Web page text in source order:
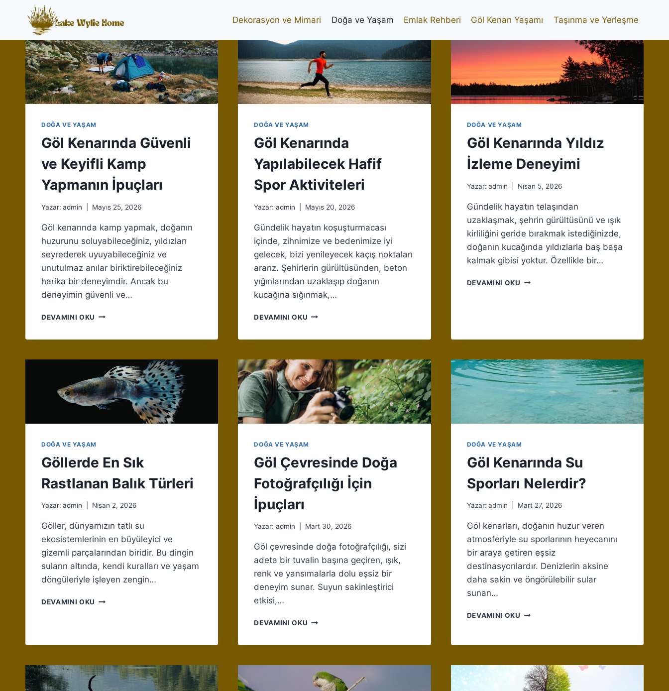
Dekorasyon ve Mimari Doğa ve Yaşam Emlak Rehberi Göl Kenarı Yaşamı Taşınma ve Yerleşme
DOĞA VE YAŞAM
Göl Kenarında Güvenli
ve Keyifli Kamp
Yapmanın İpuçları
Yazar: admin Mayıs 25, 2026
Göl kenarında kamp yapmak, doğanın
huzurunu soluyabileceğiniz, yıldızları
seyrederek uyuyabileceğiniz ve
unutulmaz anılar biriktirebileceğiniz
harika bir deneyimdir. Ancak bu
deneyimin güvenli ve…
DEVAMINI OKU GÖL
KAMP
YAPMANIN
İPUÇLARI
DOĞA VE YAŞAM
Göl Kenarında
Yapılabilecek Hafif
Spor Aktiviteleri
Yazar: admin Mayıs 20, 2026
Gündelik hayatın koşuşturmacası
içinde, zihnimize ve bedenimize iyi
gelecek, bizi yenileyecek kaçış noktaları
ararız. Şehirlerin gürültüsünden, beton
yığınlarından uzaklaşıp doğanın
kucağına sığınmak,…
DEVAMINI OKU GÖL
AKTIVITELERI
DOĞA VE YAŞAM
Göl Kenarında Yıldız
İzleme Deneyimi
Yazar: admin Nisan 5, 2026
Gündelik hayatın telaşından
uzaklaşmak, şehrin gürültüsünü ve ışık
kirliliğini geride bırakmak istediğinizde,
doğanın kucağında yıldızlarla baş başa
kalmak gibisi yoktur. Özellikle bir…
DEVAMINI OKU GÖL
DOĞA VE YAŞAM
Göllerde En Sık
Rastlanan Balık Türleri
Yazar: admin Nisan 2, 2026
Göller, dünyamızın tatlı su
ekosistemlerinin en büyüleyici ve
gizemli parçalarından biridir. Bu dingin
suların altında, kendi kuralları ve yaşam
döngüleriyle işleyen zengin…
DEVAMINI OKU GÖLLERDE
DOĞA VE YAŞAM
Göl Çevresinde Doğa
Fotoğrafçılığı İçin
İpuçları
Yazar: admin Mart 30, 2026
Göl çevresinde doğa fotoğrafçılığı, sizi
adeta bir tuvalin başına geçiren, ışık,
renk ve yansımalarla dolu eşsiz bir
deneyim sunar. Suyun sakinleştirici
etkisi,…
DEVAMINI OKU GÖL
İPUÇLARI
DOĞA VE YAŞAM
Göl Kenarında Su
Sporları Nelerdir?
Yazar: admin Mart 27, 2026
Göl kenarları, doğanın huzur veren
atmosferiyle su sporlarının heyecanını
bir araya getiren eşsiz
destinasyonlardır. Denizlerin aksine
daha sakin ve öngörülebilir sular
sunan…
DEVAMINI OKU GÖL
SPORLARI